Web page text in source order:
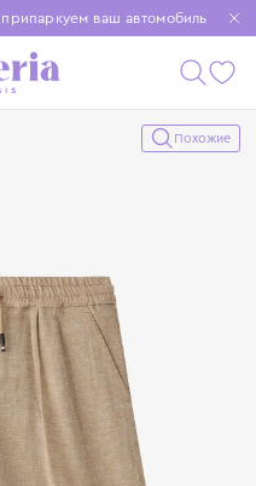
ваш автомобиль
заказе от 15 000 ₽
были еще удобнее
Похожие